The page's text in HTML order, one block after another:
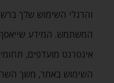
והרגלי השימוש שלך
המשתמש. המידע שייאסף
אינטרנט מועדפים‚ תחומי
השימוש באתר‚ משך